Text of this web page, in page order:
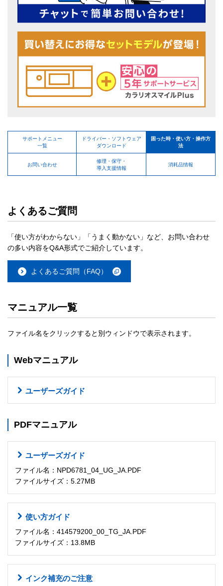
サポートメニュー
一覧
ドライバー・ソフトウェア
ダウンロード
困った時・使い方・操作方
法
お問い合わせ
修理・保守・
導入支援情報
消耗品情報
よくあるご質問
「使い方がわからない」「うまく動かない」など、お問い合わせ
の多い内容をQ&A形式でご紹介しています。
よくあるご質問（FAQ）
マニュアル一覧
ファイル名をクリックすると別ウィンドウで表示されます。
Webマニュアル
ユーザーズガイド
PDFマニュアル
ユーザーズガイド
ファイル名：NPD6781_04_UG_JA.PDF
ファイルサイズ：5.27MB
使い方ガイド
ファイル名：414579200_00_TG_JA.PDF
ファイルサイズ：13.8MB
インク補充のご注意